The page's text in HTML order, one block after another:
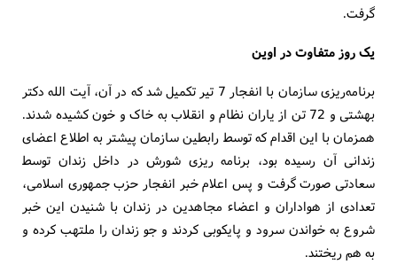
گرفت.
یک روز متفاوت در اوین
برنامه‌ریزی سازمان با انفجار 7 تیر تکمیل شد که در آن، آیت الله دکتر
بهشتی و 72 تن از یاران نظام و انقلاب به خاک و خون کشیده شدند.
همزمان با این اقدام که توسط رابطین سازمان پیشتر به اطلاع اعضای
زندانی آن رسیده بود، برنامه ریزی شورش در داخل زندان توسط
سعادتی صورت گرفت و پس اعلام خبر انفجار حزب جمهوری اسلامی،
تعدادی از هواداران و اعضاء مجاهدین در زندان با شنیدن این خبر
شروع به خواندن سرود و پایکوبی کردند و جو زندان را ملتهب کرده و
به هم ریختند.